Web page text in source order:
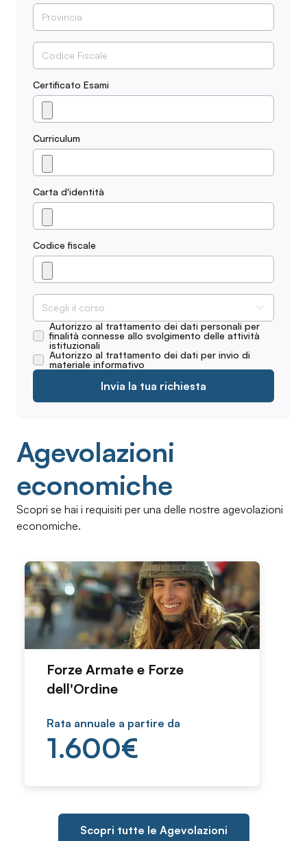
Certificato Esami
Curriculum
Carta d'identità
Codice fiscale
Scegli il corso
Autorizzo al trattamento dei dati personali per
finalità connesse allo svolgimento delle attività
istituzionali
Autorizzo al trattamento dei dati per invio di
materiale informativo
Invia la tua richiesta
Agevolazioni
economiche
Scopri se hai i requisiti per una delle nostre agevolazioni
economiche.
Forze Armate e Forze
dell'Ordine
Rata annuale a partire da
1.600€
Scopri tutte le Agevolazioni